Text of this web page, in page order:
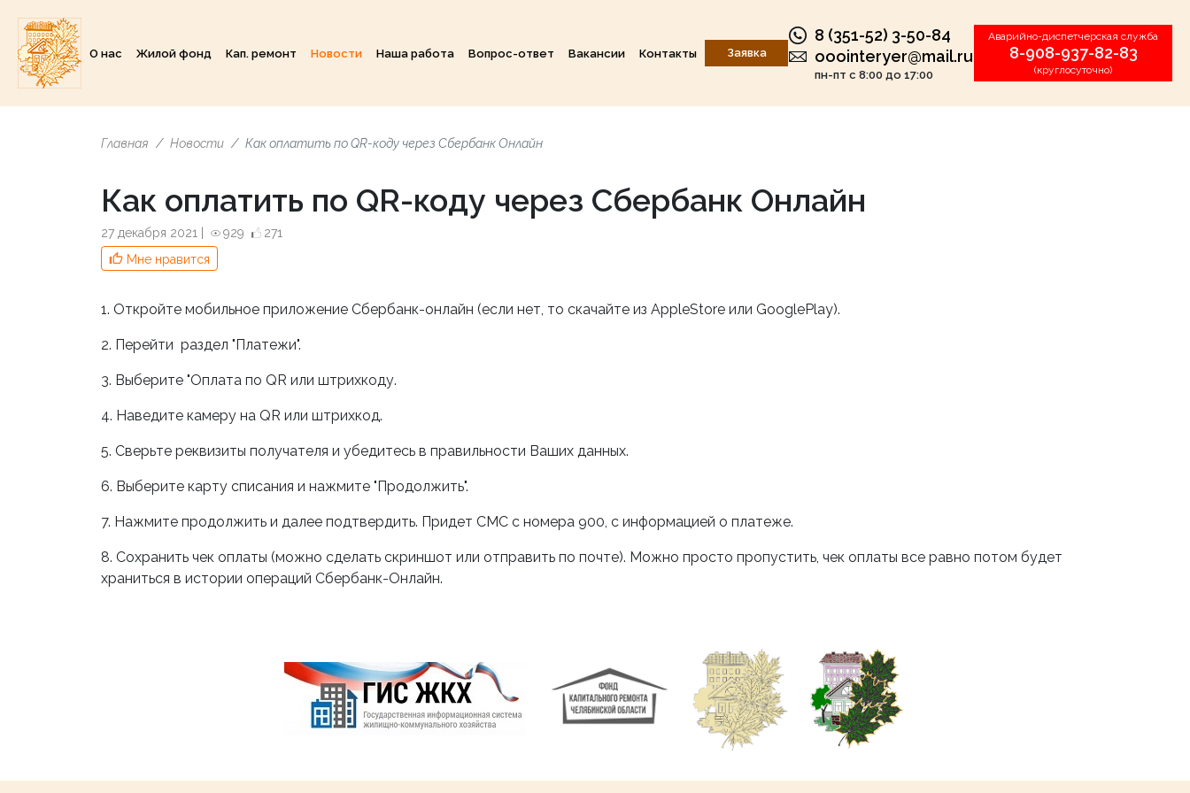
О нас Жилой фонд Кап. ремонт Новости Наша работа Вопрос-ответ Вакансии Контакты Заявка
8 (351-52) 3-50-84
ooointeryer@mail.ru
пн-пт с 8:00 до 17:00
Аварийно-диспетчерская служба
8-908-937-82-83
(круглосуточно)
Главная Новости Как оплатить по QR-коду через Сбербанк Онлайн
Как оплатить по QR-коду через Сбербанк Онлайн
27 декабря 2021 | 929
271
Мне нравится
1. Откройте мобильное приложение Сбербанк-онлайн (если нет, то скачайте из AppleStore или GooglePlay).
2. Перейти раздел "Платежи".
3. Выберите "Оплата по QR или штрихкоду.
4. Наведите камеру на QR или штрихкод.
5. Сверьте реквизиты получателя и убедитесь в правильности Ваших данных.
6. Выберите карту списания и нажмите "Продолжить".
7. Нажмите продолжить и далее подтвердить. Придет СМС с номера 900, с информацией о платеже.
8. Сохранить чек оплаты (можно сделать скриншот или отправить по почте). Можно просто пропустить, чек оплаты все равно потом будет
храниться в истории операций Сбербанк-Онлайн.